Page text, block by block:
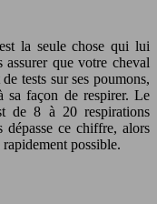
la seule chose qui lui
assurer que votre cheval
tests sur ses poumons,
sa façon de respirer. Le
de 8 à 20 respirations
ce chiffre, alors
possible.